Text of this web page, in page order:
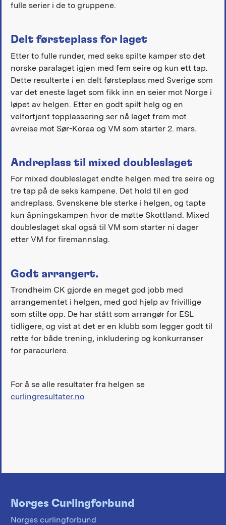
fulle serier i de to gruppene.
Delt førsteplass for laget
Etter to fulle runder, med seks spilte kamper sto det
norske paralaget igjen med fem seire og kun ett tap.
Dette resulterte i en delt førsteplass med Sverige som
var det eneste laget som fikk inn en seier mot Norge i
løpet av helgen. Etter en godt spilt helg og en
velfortjent topplassering ser nå laget frem mot
avreise mot Sør-Korea og VM som starter 2. mars.
Andreplass til mixed doubleslaget
For mixed doubleslaget endte helgen med tre seire og
tre tap på de seks kampene. Det hold til en god
andreplass. Svenskene ble sterke i helgen, og tapte
kun åpningskampen hvor de møtte Skottland. Mixed
doubleslaget skal også til VM som starter ni dager
etter VM for firemannslag.
Godt arrangert.
Trondheim CK gjorde en meget god jobb med
arrangementet i helgen, med god hjelp av frivillige
som stilte opp. De har stått som arrangør for ESL
tidligere, og vist at det er en klubb som legger godt til
rette for både trening, inkludering og konkurranser
for paracurlere.
For å se alle resultater fra helgen se
curlingresultater.no
Norges Curlingforbund
Norges curlingforbund